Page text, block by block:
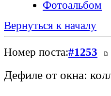
Фотоальбом
Вернуться к началу
Номер поста:#1253
Дефиле от окна: